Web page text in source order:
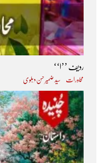
ردیف ’’ا‘‘
محاورات سید ضمیر حسن دہلوی